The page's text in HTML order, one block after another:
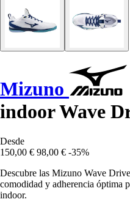
Mizuno
indoor Wave
Desde
150,00 € 98,00 € -35%
Descubre las Mizuno Wave
comodidad y adherencia óptima
indoor.